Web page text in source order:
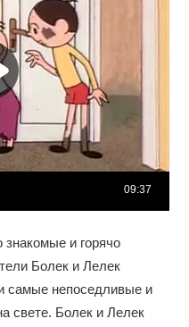
и горячо
Болек и Лелек
самые непоседливые и
свете. Болек и Лелек